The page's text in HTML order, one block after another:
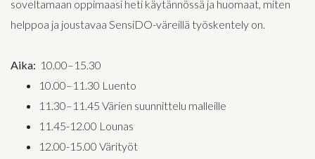
soveltamaan oppimaasi heti käytännössä ja huomaat, miten
helppoa ja joustavaa SensiDO-väreillä työskentely on.
Aika: 10.00–15.30
10.00–11.30 Luento
11.30–11.45 Värien suunnittelu malleille
11.45-12.00 Lounas
12.00-15.00 Värityöt